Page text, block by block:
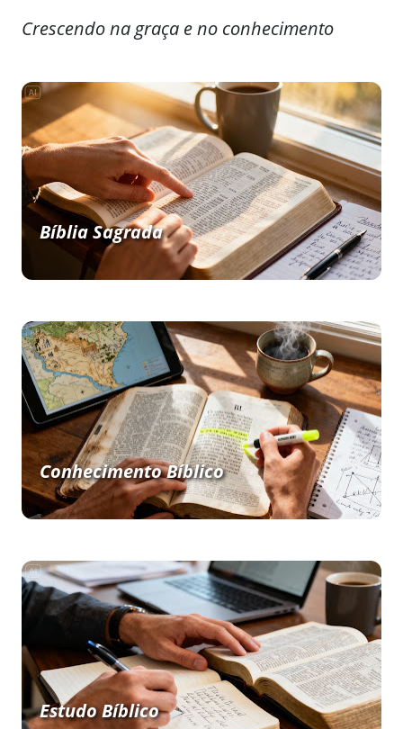
Crescendo na graça e no conhecimento
Bíblia Sagrada
Conhecimento Bíblico
Estudo Bíblico